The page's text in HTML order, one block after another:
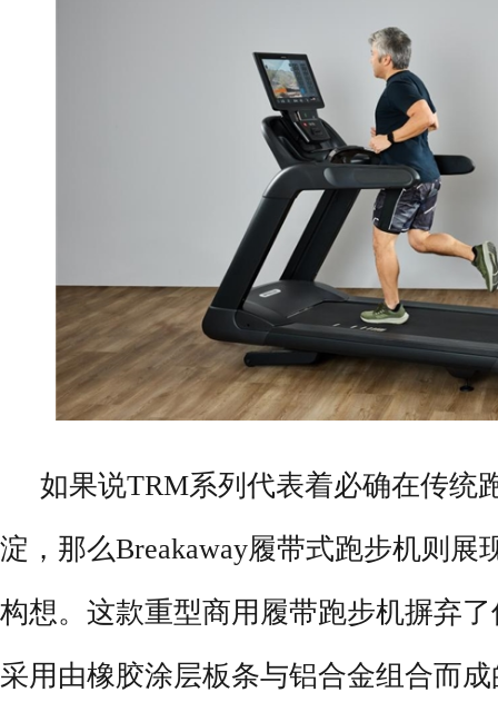
如果说TRM系列代表着必确在传统
淀，那么Breakaway履带式跑步机则展
构想。这款重型商用履带跑步机摒弃
采用由橡胶涂层板条与铝合金组合而